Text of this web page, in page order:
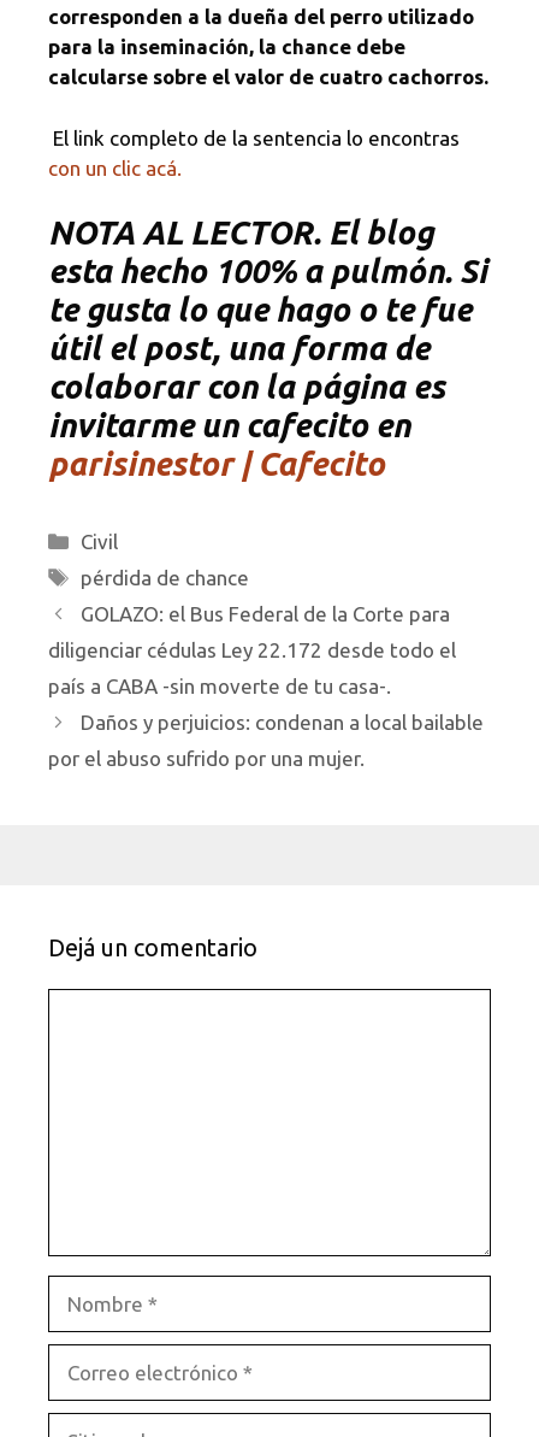
corresponden a la dueña del perro utilizado
para la inseminación, la chance debe
calcularse sobre el valor de cuatro cachorros.
El link completo de la sentencia lo encontras
con un clic acá.
NOTA AL LECTOR. El blog
esta hecho 100% a pulmón. Si
te gusta lo que hago o te fue
útil el post, una forma de
colaborar con la página es
invitarme un cafecito en
parisinestor | Cafecito
Categorías
Civil
Etiquetas
pérdida de chance
GOLAZO: el Bus Federal de la Corte para
diligenciar cédulas Ley 22.172 desde todo el
país a CABA -sin moverte de tu casa-.
Daños y perjuicios: condenan a local bailable
por el abuso sufrido por una mujer.
Dejá un comentario